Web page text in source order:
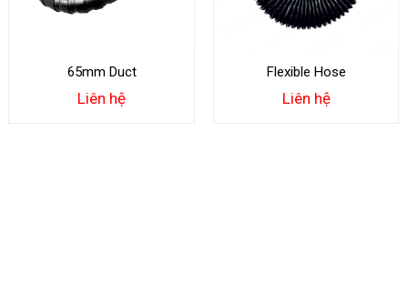
65mm Duct
Liên hệ
Flexible Hose
Liên hệ